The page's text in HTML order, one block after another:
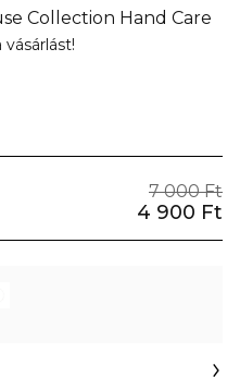
Collection Hand Care
vásárlást!
7 000 Ft
4 900 Ft